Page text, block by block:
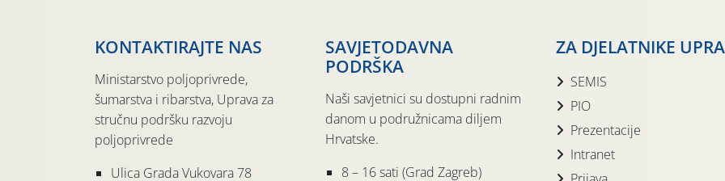
KONTAKTIRAJTE NAS
Ministarstvo poljoprivrede,
šumarstva i ribarstva, Uprava za
stručnu podršku razvoju
poljoprivrede
Ulica Grada Vukovara 78
SAVJETODAVNA
PODRŠKA
Naši savjetnici su dostupni radnim
danom u podružnicama diljem
Hrvatske.
8 – 16 sati (Grad Zagreb)
ZA DJELATNIKE
SEMIS
PIO
Prezentacije
Intranet